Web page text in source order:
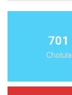
701
Cholula